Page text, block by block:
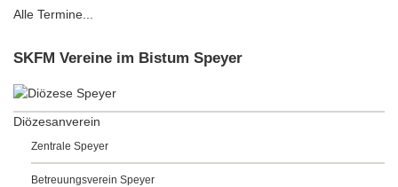
Alle Termine...
SKFM Vereine im Bistum Speyer
Diözesanverein
Zentrale Speyer
Betreuungsverein Speyer